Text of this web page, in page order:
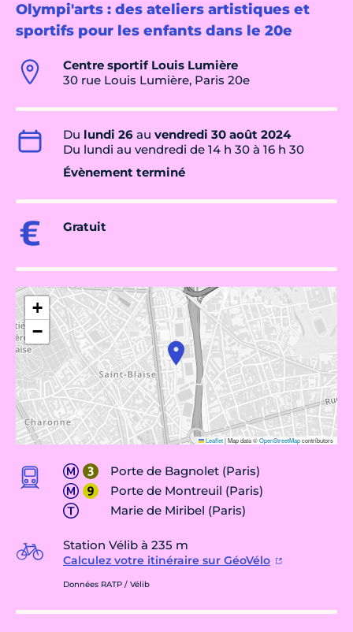
Olympi'arts : des ateliers artistiques et
sportifs pour les enfants dans le 20e
Centre sportif Louis Lumière
30 rue Louis Lumière, Paris 20e
Du lundi 26 au vendredi 30 août 2024
Du lundi au vendredi de 14 h 30 à 16 h 30
Évènement terminé
Gratuit
+
−
Leaflet|Map data ©OpenStreetMapcontributors
Porte de Bagnolet (Paris)
Porte de Montreuil (Paris)
Marie de Miribel (Paris)
Station Vélib à 235 m
Calculez votre itinéraire sur GéoVélo
Données RATP / Vélib